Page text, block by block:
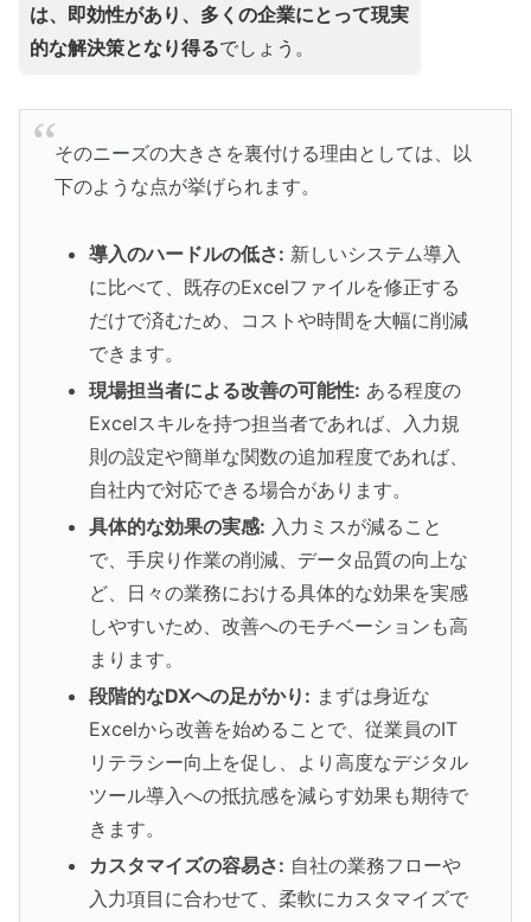
は、即効性があり、多くの企業にとって現実
的な解決策となり得るでしょう。
そのニーズの大きさを裏付ける理由としては、以
下のような点が挙げられます。
導入のハードルの低さ: 新しいシステム導入
に比べて、既存のExcelファイルを修正する
だけで済むため、コストや時間を大幅に削減
できます。
現場担当者による改善の可能性: ある程度の
Excelスキルを持つ担当者であれば、入力規
則の設定や簡単な関数の追加程度であれば、
自社内で対応できる場合があります。
具体的な効果の実感: 入力ミスが減ること
で、手戻り作業の削減、データ品質の向上な
ど、日々の業務における具体的な効果を実感
しやすいため、改善へのモチベーションも高
まります。
段階的なDXへの足がかり: まずは身近な
Excelから改善を始めることで、従業員のIT
リテラシー向上を促し、より高度なデジタル
ツール導入への抵抗感を減らす効果も期待で
きます。
カスタマイズの容易さ: 自社の業務フローや
入力項目に合わせて、柔軟にカスタマイズで